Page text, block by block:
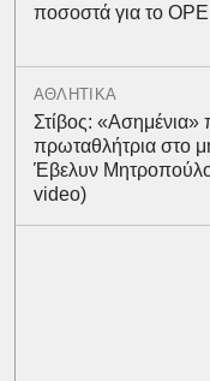
ποσοστά για το
ΑΘΛΗΤΙΚΑ
Στίβος: «Ασημένια»
πρωταθλήτρια στο
Έβελυν
video)